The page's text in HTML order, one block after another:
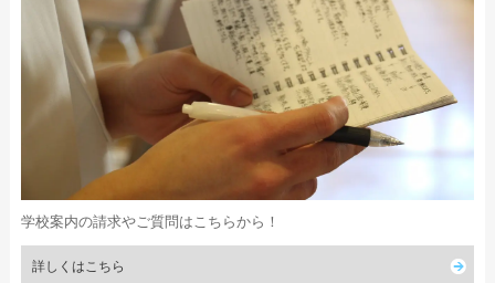
学校案内の請求やご質問はこちらから！
詳しくはこちら